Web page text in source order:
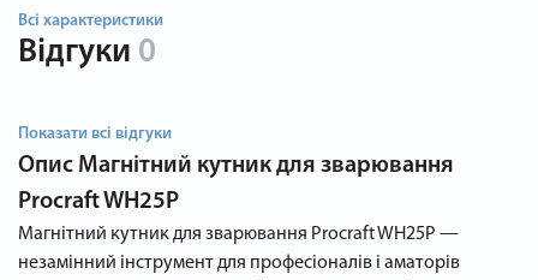
Всі характеристики
Відгуки 0
Показати всі відгуки
Опис Магнітний кутник для зварювання
Procraft WH25P
Магнітний кутник для зварювання Procraft WH25P —
незамінний інструмент для професіоналів і аматорів